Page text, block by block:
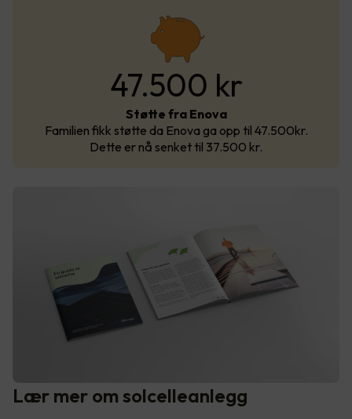
47.500 kr
Støtte fra Enova
Familien fikk støtte da Enova ga opp til 47.500kr.
Dette er nå senket til 37.500 kr.
Lær mer om solcelleanlegg